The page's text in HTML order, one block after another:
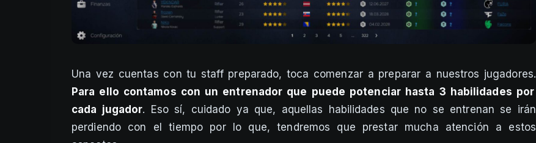
Una vez cuentas con tu staff preparado, toca comenzar a preparar a nuestros jugadores.
Para ello contamos con un entrenador que puede potenciar hasta 3 habilidades por
cada jugador. Eso sí, cuidado ya que, aquellas habilidades que no se entrenan se irán
perdiendo con el tiempo por lo que, tendremos que prestar mucha atención a estos